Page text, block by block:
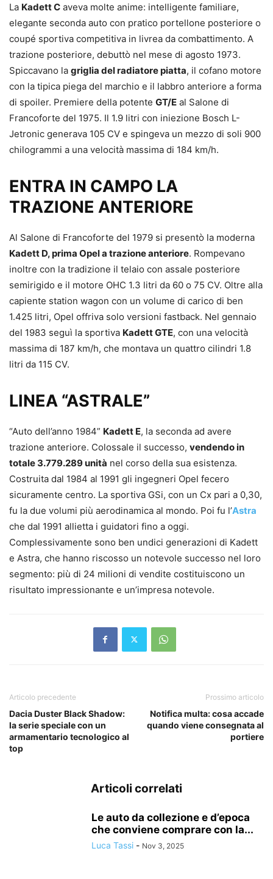
La Kadett C aveva molte anime: intelligente familiare,
elegante seconda auto con pratico portellone posteriore o
coupé sportiva competitiva in livrea da combattimento. A
trazione posteriore, debuttò nel mese di agosto 1973.
Spiccavano la griglia del radiatore piatta, il cofano motore
con la tipica piega del marchio e il labbro anteriore a forma
di spoiler. Premiere della potente GT/E al Salone di
Francoforte del 1975. Il 1.9 litri con iniezione Bosch L-
Jetronic generava 105 CV e spingeva un mezzo di soli 900
chilogrammi a una velocità massima di 184 km/h.
ENTRA IN CAMPO LA
TRAZIONE ANTERIORE
Al Salone di Francoforte del 1979 si presentò la moderna
Kadett D, prima Opel a trazione anteriore. Rompevano
inoltre con la tradizione il telaio con assale posteriore
semirigido e il motore OHC 1.3 litri da 60 o 75 CV. Oltre alla
capiente station wagon con un volume di carico di ben
1.425 litri, Opel offriva solo versioni fastback. Nel gennaio
del 1983 seguì la sportiva Kadett GTE, con una velocità
massima di 187 km/h, che montava un quattro cilindri 1.8
litri da 115 CV.
LINEA “ASTRALE”
“Auto dell’anno 1984” Kadett E, la seconda ad avere
trazione anteriore. Colossale il successo, vendendo in
totale 3.779.289 unità nel corso della sua esistenza.
Costruita dal 1984 al 1991 gli ingegneri Opel fecero
sicuramente centro. La sportiva GSi, con un Cx pari a 0,30,
fu la due volumi più aerodinamica al mondo. Poi fu l’Astra
che dal 1991 allietta i guidatori fino a oggi.
Complessivamente sono ben undici generazioni di Kadett
e Astra, che hanno riscosso un notevole successo nel loro
segmento: più di 24 milioni di vendite costituiscono un
risultato impressionante e un’impresa notevole.
Articolo precedente
Dacia Duster Black Shadow:
la serie speciale con un
armamentario tecnologico al
top
Prossimo articolo
Notifica multa: cosa accade
quando viene consegnata al
portiere
Articoli correlati
Le auto da collezione e d’epoca
che conviene comprare con la...
Luca Tassi - Nov 3, 2025